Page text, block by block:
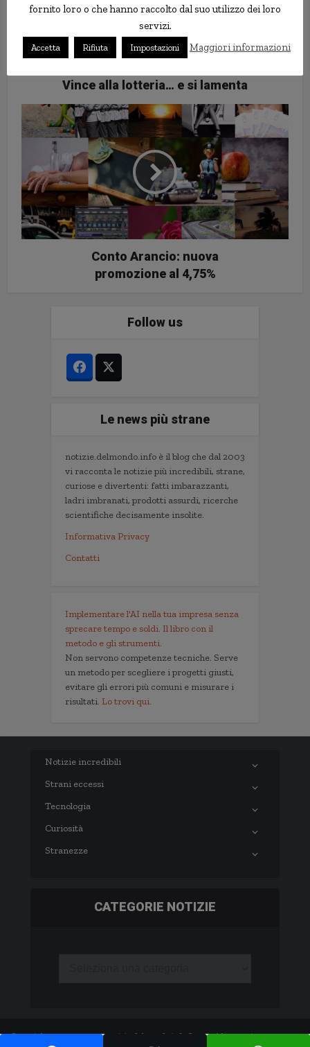
Vince alla lotteria… e si lamenta
Conto Arancio: nuova
promozione al 4,75%
Follow us
Le news più strane
notizie.delmondo.info è il blog che dal 2003
vi racconta le notizie più incredibili, strane,
curiose e divertenti: fatti imbarazzanti,
ladri imbranati, prodotti assurdi, ricerche
scientifiche decisamente insolite.
Informativa Privacy
Contatti
Implementare l'AI nella tua impresa senza
sprecare tempo e soldi. Il libro con il
metodo e gli strumenti.
Non servono competenze tecniche. Serve
un metodo per scegliere i progetti giusti,
evitare gli errori più comuni e misurare i
risultati. Lo trovi qui.
Notizie incredibili
Strani eccessi
Tecnologia
Curiosità
Stranezze
CATEGORIE NOTIZIE
Copyright © 2003-2020 notizie.delmondo.info Questo blog non è una testata
fornito loro o che hanno raccolto dal suo utilizzo dei loro
servizi.
Accetta Rifiuta Impostazioni Maggiori informazioni